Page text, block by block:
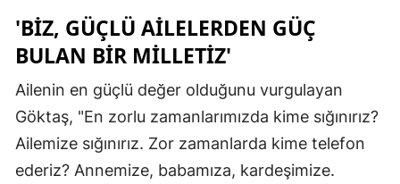
Şanlıurfa
Uşak
Van
'BIZ, GÜÇLÜ AILELERDEN GÜÇ
BULAN BIR MILLETIZ'
Ailenin en güçlü değer olduğunu vurgulayan
Göktaş, "En zorlu zamanlarımızda kime sığınırız?
Ailemize sığınırız. Zor zamanlarda kime telefon
ederiz? Annemize, babamıza, kardeşimize.